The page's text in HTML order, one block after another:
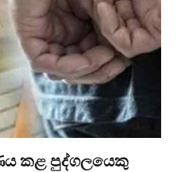
කළ පුද්ගලයෙකු